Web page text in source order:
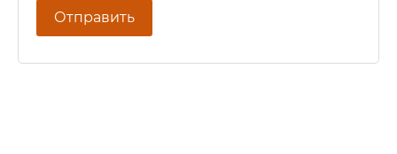
Отправить